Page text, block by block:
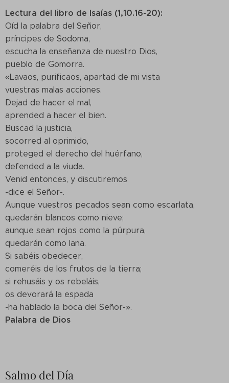
Lectura del libro de Isaías (1,10.16-20):
Oíd la palabra del Señor,
príncipes de Sodoma,
escucha la enseñanza de nuestro Dios,
pueblo de Gomorra.
«Lavaos, purificaos, apartad de mi vista
vuestras malas acciones.
Dejad de hacer el mal,
aprended a hacer el bien.
Buscad la justicia,
socorred al oprimido,
proteged el derecho del huérfano,
defended a la viuda.
Venid entonces, y discutiremos
-dice el Señor-.
Aunque vuestros pecados sean como escarlata,
quedarán blancos como nieve;
aunque sean rojos como la púrpura,
quedarán como lana.
Si sabéis obedecer,
comeréis de los frutos de la tierra;
si rehusáis y os rebeláis,
os devorará la espada
-ha hablado la boca del Señor-».
Palabra de Dios
Salmo del Día